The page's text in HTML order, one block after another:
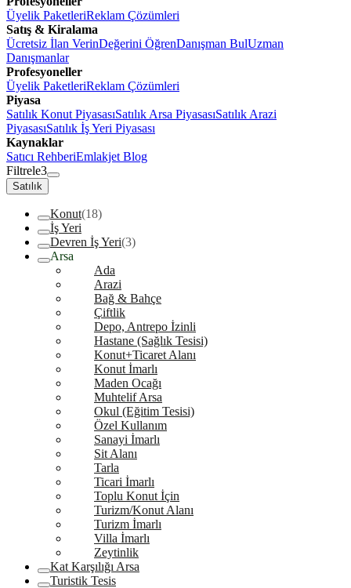
Üyelik PaketleriReklam Çözümleri
Satış & Kiralama
Ücretsiz İlan VerinDeğerini ÖğrenDanışman BulUzman
Danışmanlar
Profesyoneller
Üyelik PaketleriReklam Çözümleri
Piyasa
Satılık Konut PiyasasıSatılık Arsa PiyasasıSatılık Arazi
PiyasasıSatılık İş Yeri Piyasası
Kaynaklar
Satıcı RehberiEmlakjet Blog
Filtrele3
Satılık
Konut(18)
İş Yeri
Devren İş Yeri(3)
Arsa
Ada
Arazi
Bağ & Bahçe
Çiftlik
Depo, Antrepo İzinli
Hastane (Sağlık Tesisi)
Konut+Ticaret Alanı
Konut İmarlı
Maden Ocağı
Muhtelif Arsa
Okul (Eğitim Tesisi)
Özel Kullanım
Sanayi İmarlı
Sit Alanı
Tarla
Ticari İmarlı
Toplu Konut İçin
Turizm/Konut Alanı
Turizm İmarlı
Villa İmarlı
Zeytinlik
Kat Karşılığı Arsa
Turistik Tesis